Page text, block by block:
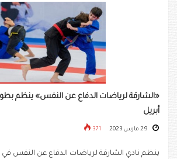
«الشارقة لرياضات الدفاع عن النفس» ينظم
أبريل
371
ينظم نادي الشارقة لرياضات الدفاع عن النفس في